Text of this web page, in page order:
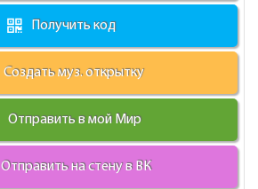
Получить код
Создать муз. открытку
Отправить в мой Мир
Отправить на стену в ВК